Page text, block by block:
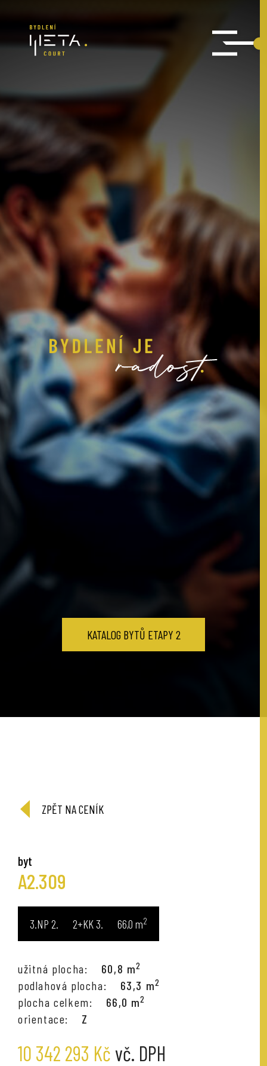
KATALOG BYTŮ ETAPY 2
ZPĚT NA CENÍK
byt
A2.309
3.NP 2+KK 66,0 m2
užitná plocha: 60,8 m2
podlahová plocha: 63,3 m2
plocha celkem: 66,0 m2
orientace: Z
10 342 293 Kč vč. DPH